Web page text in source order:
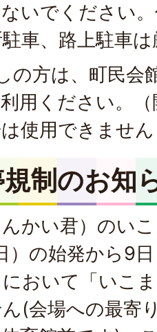
いでください
車、路上駐車
の方は、町民会
用ください。
使用できませ
制のお知
かい君）のい
）の始発から9
おいて「いこ
(会場への最寄